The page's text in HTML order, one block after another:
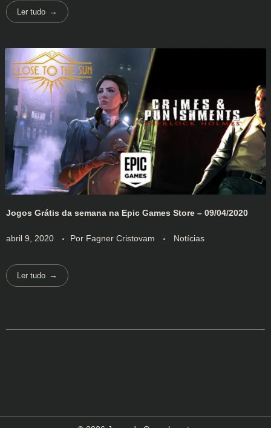
Ler tudo
Jogos Grátis da semana na Epic Games Store – 09/04/2020
abril 9, 2020 Por Fagner Cristovam Notícias
Ler tudo